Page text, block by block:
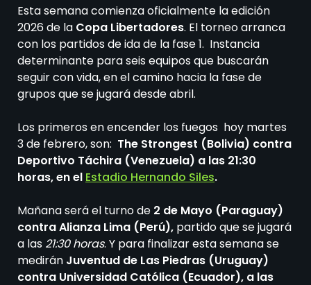
Esta semana comienza oficialmente la edición
2026 de la Copa Libertadores. El torneo arranca
con los partidos de ida de la fase 1. Instancia
determinante para seis equipos que buscarán
seguir con vida, en el camino hacia la fase de
grupos que se jugará desde abril.
Los primeros en encender los fuegos hoy martes
3 de febrero, son: The Strongest (Bolivia) contra
Deportivo Táchira (Venezuela) a las 21:30
horas, en el Estadio Hernando Siles.
Mañana será el turno de 2 de Mayo (Paraguay)
contra Alianza Lima (Perú), partido que se jugará
a las 21:30 horas. Y para finalizar esta semana se
medirán Juventud de Las Piedras (Uruguay)
contra Universidad Católica (Ecuador), a las